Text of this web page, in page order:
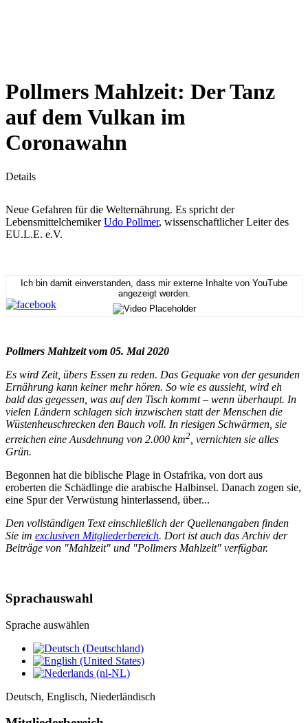
Pollmers Mahlzeit: Der Tanz
auf dem Vulkan im
Coronawahn
Details
Neue Gefahren für die Welternährung. Es spricht der
LebensmittelchemikerUdo Pollmer, wissenschaftlicher Leiter des
EU.L.E. e.V.
Ich bin damit einverstanden, dass mir externe Inhalte von YouTube
angezeigt werden.
Pollmers Mahlzeit vom 05. Mai 2020
Es wird Zeit, übers Essen zu reden. Das Gequake von der gesunden
Ernährung kann keiner mehr hören. So wie es aussieht, wird eh
bald das gegessen, was auf den Tisch kommt – wenn überhaupt. In
vielen Ländern schlagen sich inzwischen statt der Menschen die
Wüstenheuschrecken den Bauch voll. In riesigen Schwärmen, sie
erreichen eine Ausdehnung von 2.000 km2 , vernichten sie alles
Grün.
Begonnen hat die biblische Plage in Ostafrika, von dort aus
eroberten die Schädlinge die arabische Halbinsel. Danach zogen sie,
eine Spur der Verwüstung hinterlassend, über...
Den vollständigen Text einschließlich der Quellenangaben finden
Sie im exclusiven Mitgliederbereich. Dort ist auch das Archiv der
Beiträge von "Mahlzeit" und "Pollmers Mahlzeit" verfügbar.
Sprachauswahl
Sprache auswählen
Deutsch, Englisch, Niederländisch